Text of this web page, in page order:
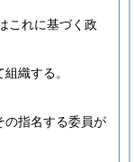
これに基づく政
織する。
の指名する委員が